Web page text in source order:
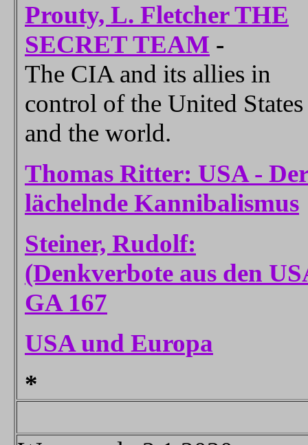
Prouty, L. Fletcher THE
SECRET TEAM -
The CIA and its allies in
control of the United States
and the world.
Thomas Ritter: USA -
lächelnde Kannibalismus
Steiner, Rudolf:
(Denkverbote aus den
GA 167
USA und Europa
*